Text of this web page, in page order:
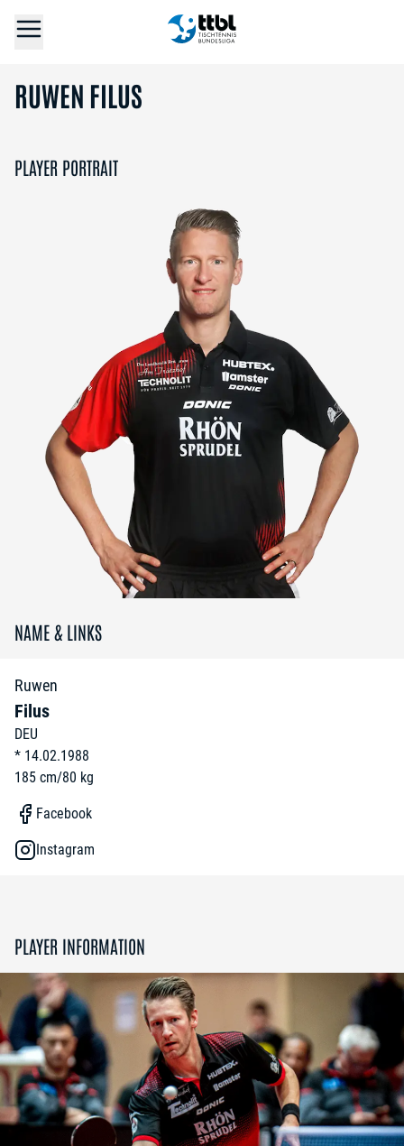
RUWEN FILUS
PLAYER PORTRAIT
NAME & LINKS
Ruwen
Filus
DEU
* 14.02.1988
185 cm/80 kg
Facebook
Instagram
PLAYER INFORMATION